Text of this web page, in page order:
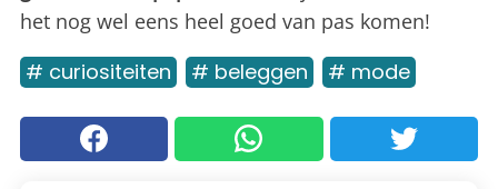
het nog wel eens heel goed van pas komen!
# curiositeiten # beleggen # mode